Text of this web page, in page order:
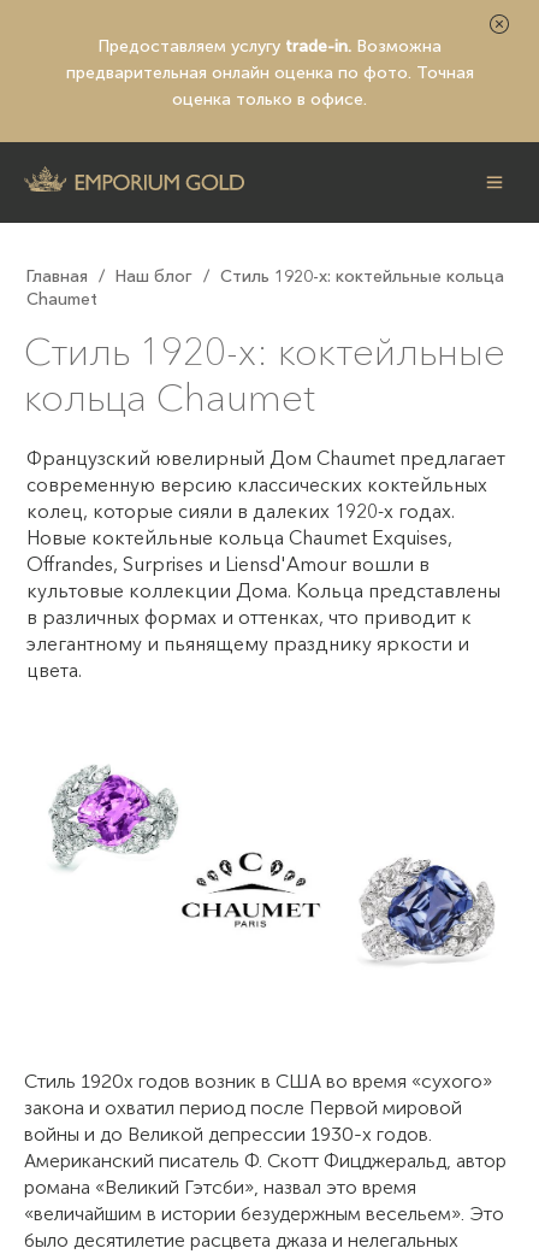
Предоставляем услугу trade-in. Возможна
предварительная онлайн оценка по фото. Точная
оценка только в офисе.
Главная / Наш блог / Стиль 1920-х: коктейльные кольца
Chaumet
Стиль 1920-х: коктейльные
кольца Chaumet
Французский ювелирный Дом Chaumet предлагает
современную версию классических коктейльных
колец, которые сияли в далеких 1920-х годах.
Новые коктейльные кольца Chaumet Exquises,
Offrandes, Surprises и Liensd'Amour вошли в
культовые коллекции Дома. Кольца представлены
в различных формах и оттенках, что приводит к
элегантному и пьянящему празднику яркости и
цвета.
Стиль 1920х годов возник в США во время «сухого»
закона и охватил период после Первой мировой
войны и до Великой депрессии 1930-х годов.
Американский писатель Ф. Скотт Фицджеральд, автор
романа «Великий Гэтсби», назвал это время
«величайшим в истории безудержным весельем». Это
было десятилетие расцвета джаза и нелегальных